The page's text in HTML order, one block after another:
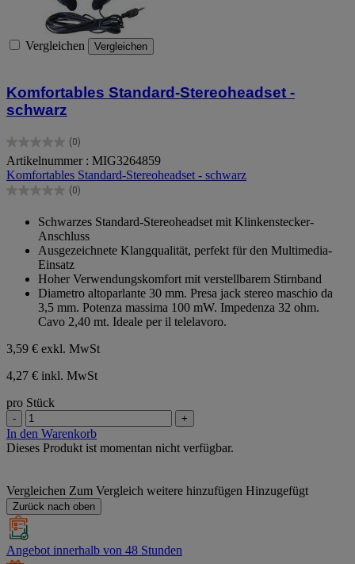
Vergleichen Vergleichen
Komfortables Standard-Stereoheadset -
schwarz
(0)
0.0
von
5
Sternen.
Artikelnummer : MIG3264859
Komfortables Standard-Stereoheadset - schwarz
(0)
0.0
Sternen.
Schwarzes Standard-Stereoheadset mit Klinkenstecker-
Anschluss
Ausgezeichnete Klangqualität, perfekt für den Multimedia-
Einsatz
Hoher Verwendungskomfort mit verstellbarem Stirnband
Diametro altoparlante 30 mm. Presa jack stereo maschio da
3,5 mm. Potenza massima 100 mW. Impedenza 32 ohm.
Cavo 2,40 mt. Ideale per il telelavoro.
3,59 € exkl. MwSt
4,27 € inkl. MwSt
pro Stück
- +
In den Warenkorb
Dieses Produkt ist momentan nicht verfügbar.
Vergleichen Zum Vergleich weitere hinzufügen Hinzugefügt
Zurück nach oben
Angebot innerhalb von 48 Stunden